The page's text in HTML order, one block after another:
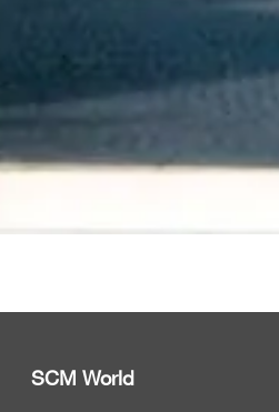
SCM World